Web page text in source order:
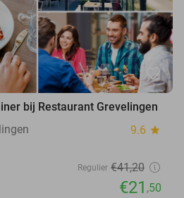
favorite_border
bij Restaurant Grevelingen
9.6 star
Regulier €41,20
€21 ,50